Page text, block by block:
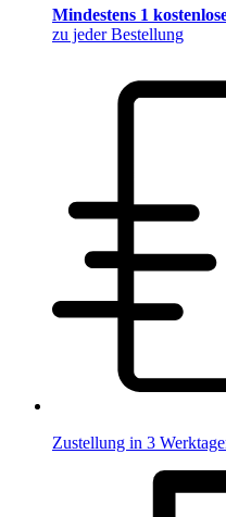
Mindestens 1
zu jeder Bestellung
Zustellung in 3